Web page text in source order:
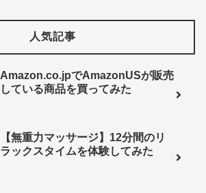
人気記事
Amazon.co.jpでAmazonUSが販売
している商品を買ってみた
【無重力マッサージ】12分間のリ
ラックスタイムを体験してみた